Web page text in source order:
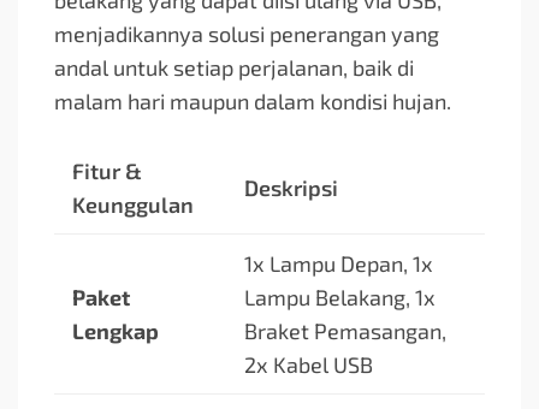
menjadikannya solusi penerangan yang
andal untuk setiap perjalanan, baik di
malam hari maupun dalam kondisi hujan.
Fitur &
Keunggulan
Deskripsi
Paket
Lengkap
1x Lampu Depan, 1x
Lampu Belakang, 1x
Braket Pemasangan,
2x Kabel USB